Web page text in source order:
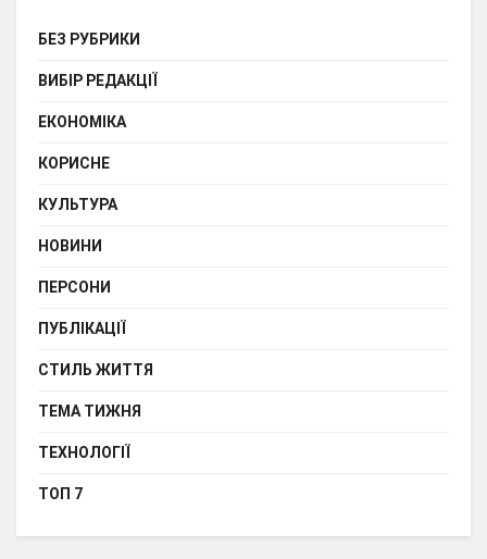
БЕЗ РУБРИКИ
ВИБІР РЕДАКЦІЇ
ЕКОНОМІКА
КОРИСНЕ
КУЛЬТУРА
НОВИНИ
ПЕРСОНИ
ПУБЛІКАЦІЇ
СТИЛЬ ЖИТТЯ
ТЕМА ТИЖНЯ
ТЕХНОЛОГІЇ
ТОП 7